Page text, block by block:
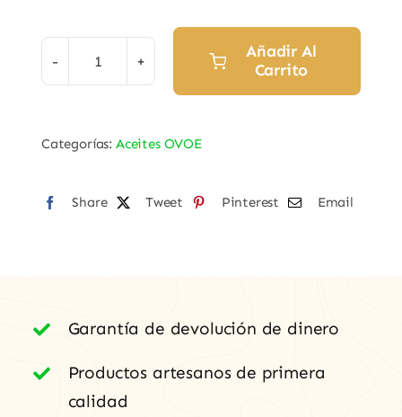
Aceite
Virgen
Ecológico
Añadir Al
Carrito
Categorías: Aceites OVOE
Share Tweet Pinterest Email
Garantía de devolución de dinero
Productos artesanos de primera
calidad